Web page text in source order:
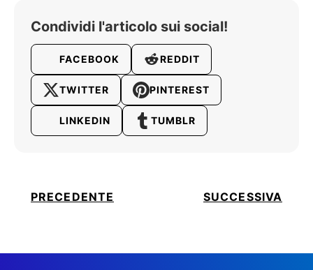
Condividi l'articolo sui social!
FACEBOOK REDDIT
TWITTER PINTEREST
LINKEDIN TUMBLR
Navigazione
PRECEDENTE SUCCESSIVA